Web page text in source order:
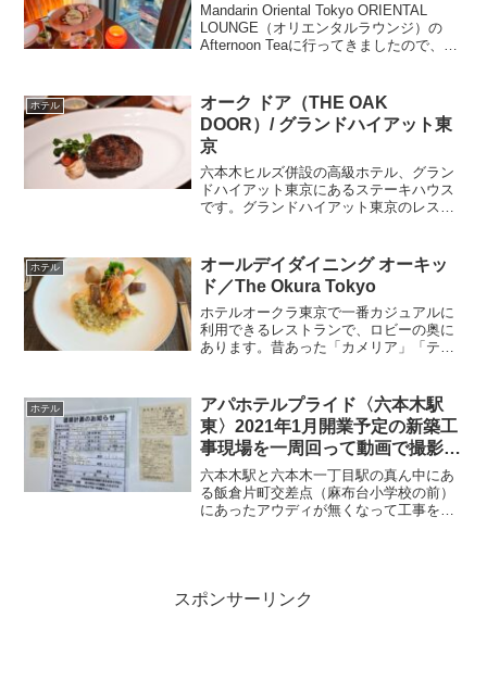
Mandarin Oriental Tokyo ORIENTAL
LOUNGE（オリエンタルラウンジ）の
Afternoon Teaに行ってきましたので、ご
アフタヌーンテ...
ホテル
オーク ドア（THE OAK
DOOR）/ グランドハイアット東
京
六本木ヒルズ併設の高級ホテル、グラン
ドハイアット東京にあるステーキハウス
です。グランドハイアット東京のレスト
ます。グランドハイアット東京のレスト
ランにコスパを求めるのは...
ホテル
オールデイダイニング オーキッ
ド／The Okura Tokyo
ホテルオークラ東京で一番カジュアルに
利用できるレストランで、ロビーの奥に
あります。昔あった「カメリア」「テラ
「Orchid」というと建て替え前の本館の
ロビーにあった「O...
ホテル
アパホテルプライド〈六本木駅
東〉2021年1月開業予定の新築工
事現場を一周回って動画で撮影し
た / 飯倉片町交差点
六本木駅と六本木一丁目駅の真ん中にあ
る飯倉片町交差点（麻布台小学校の前）
にあったアウディが無くなって工事をし
スポンサーリンク